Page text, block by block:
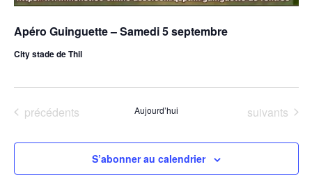
Apéro Guinguette – Samedi 5 septembre
City stade de Thil
Évènements
précédents Aujourd’hui Évènements
suivants
S’abonner au calendrier